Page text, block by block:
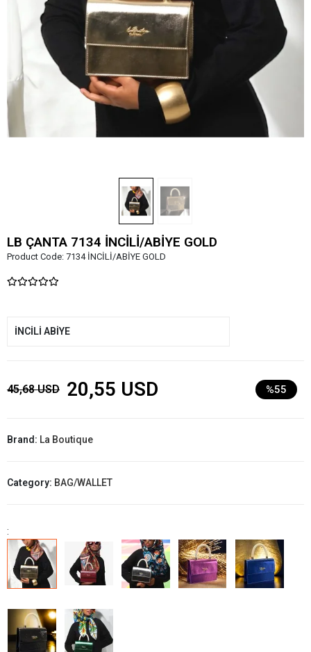
LB ÇANTA 7134 İNCİLİ/ABİYE GOLD
Product Code: 7134 İNCİLİ/ABİYE GOLD
İNCİLİ ABİYE
45,68 USD 20,55 USD %55
Brand: La Boutique
Category: BAG/WALLET
: